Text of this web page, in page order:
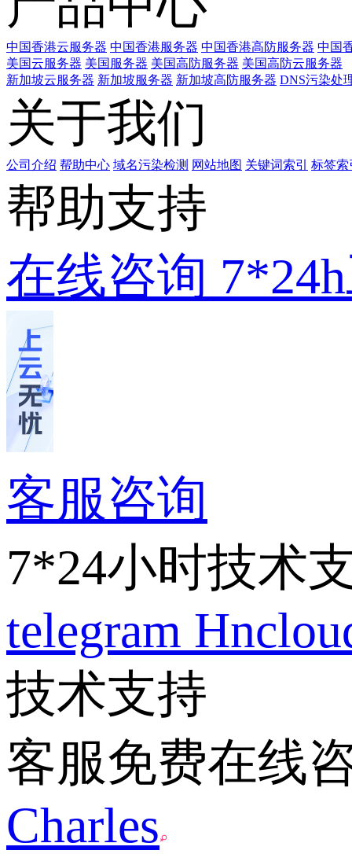
中国香港云服务器 中国香港服务器 中国香港高防服务器 中国
美国云服务器 美国服务器 美国高防服务器 美国高防云服务器
新加坡云服务器 新加坡服务器 新加坡高防服务器 DNS污染处
关于我们
公司介绍 帮助中心 域名污染检测 网站地图 关键词索引 标签索
帮助支持
在线咨询
客服咨询
7*24小时技术
telegram
技术支持
客服免费在线
Charles